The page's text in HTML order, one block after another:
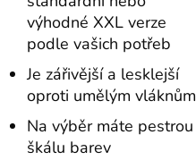
výhodné XXL verze
podle vašich potřeb
Je zářivější a lesklejší
oproti umělým vláknům
Na výběr máte pestrou
škálu barev